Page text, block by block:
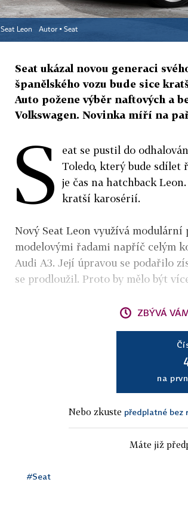
Seat Leon Autor ▪ Seat
Seat ukázal novou generaci
španělského vozu bude sice
Auto požene výběr naftových a
Volkswagen. Novinka míří na
S
eat se pustil do
Toledo, který bude sdílet
je čas na hatchback
kratší karosérií.
Nový Seat Leon využívá
modelovými řadami napříč celým
Audi A3. Její úpravou se podařilo
se prodloužil. Proto by mělo být
ZBÝVÁ
na
Nebo zkuste předplatné bez
Máte již
#Seat